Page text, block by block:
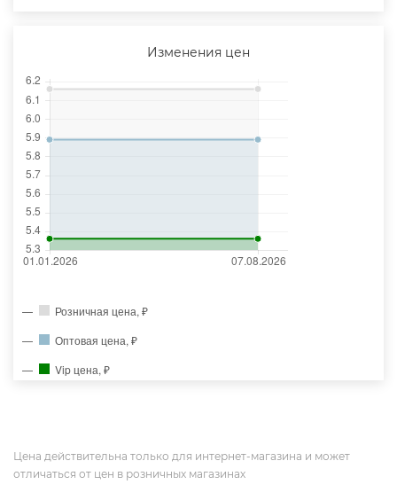
Изменения цен
Розничная цена, ₽
Оптовая цена, ₽
Vip цена, ₽
Цена действительна только для интернет-магазина и может
отличаться от цен в розничных магазинах